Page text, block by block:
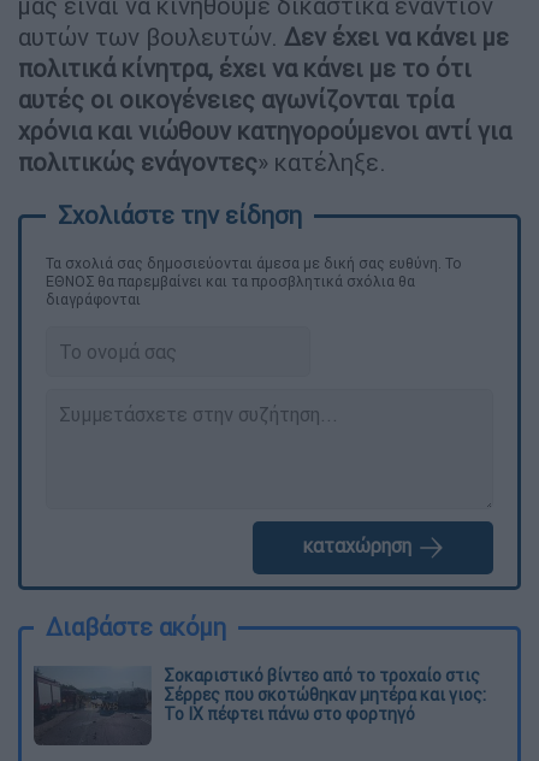
αυτών των βουλευτών. Δεν έχει να κάνει με
πολιτικά κίνητρα, έχει να κάνει με το ότι
αυτές οι οικογένειες αγωνίζονται τρία
χρόνια και νιώθουν κατηγορούμενοι αντί για
πολιτικώς ενάγοντες» κατέληξε.
Τα σχολιά σας δημοσιεύονται άμεσα με δική σας ευθύνη. Το
ΕΘΝΟΣ θα παρεμβαίνει και τα προσβλητικά σχόλια θα
διαγράφονται
καταχώρηση
Διαβάστε ακόμη
Σοκαριστικό βίντεο από το τροχαίο στις
Σέρρες που σκοτώθηκαν μητέρα και γιος:
Το ΙΧ πέφτει πάνω στο φορτηγό